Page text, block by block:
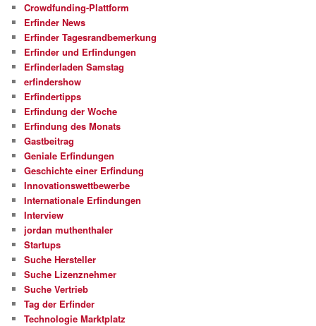
Crowdfunding-Plattform
Erfinder News
Erfinder Tagesrandbemerkung
Erfinder und Erfindungen
Erfinderladen Samstag
erfindershow
Erfindertipps
Erfindung der Woche
Erfindung des Monats
Gastbeitrag
Geniale Erfindungen
Geschichte einer Erfindung
Innovationswettbewerbe
Internationale Erfindungen
Interview
jordan muthenthaler
Startups
Suche Hersteller
Suche Lizenznehmer
Suche Vertrieb
Tag der Erfinder
Technologie Marktplatz